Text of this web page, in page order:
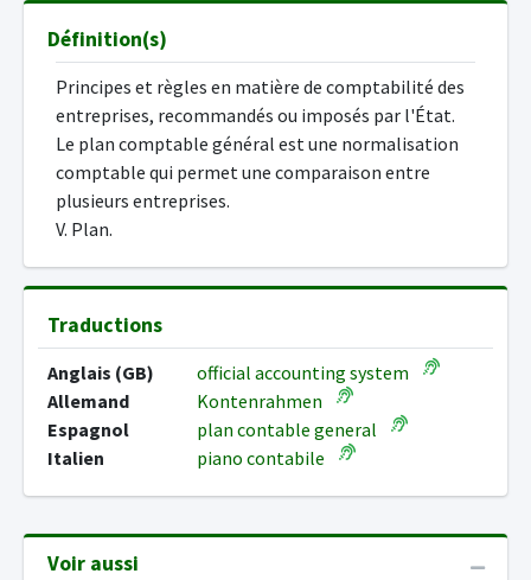
Définition(s)
Principes et règles en matière de comptabilité des
entreprises, recommandés ou imposés par l'État.
Le plan comptable général est une normalisation
comptable qui permet une comparaison entre
plusieurs entreprises.
V. Plan.
Traductions
Anglais (GB)
official accounting system
Allemand
Kontenrahmen
Espagnol
plan contable general
Italien
piano contabile
Voir aussi